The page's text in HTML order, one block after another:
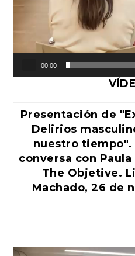
00:00
Presentación de
Delirios
nuestro tiempo".
conversa con
The Objetive.
Machado, 26 de
Reproductor